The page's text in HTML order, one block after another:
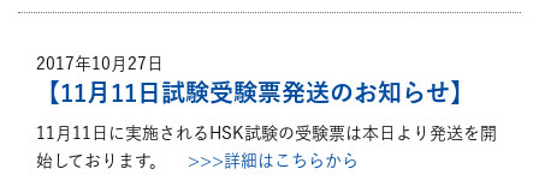
2017年10月27日
【11月11日試験受験票発送のお知らせ】
11月11日に実施されるHSK試験の受験票は本日より発送を開
始しております。 >>>詳細はこちらから